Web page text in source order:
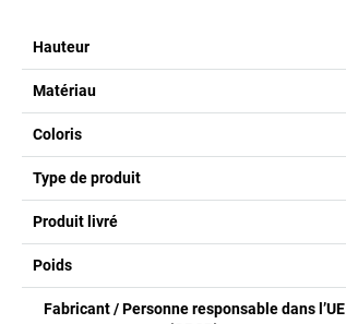
Hauteur
Matériau
Coloris
Type de produit
Produit livré
Poids
Fabricant / Personne responsable dans l’UE